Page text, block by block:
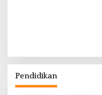
Pendidikan